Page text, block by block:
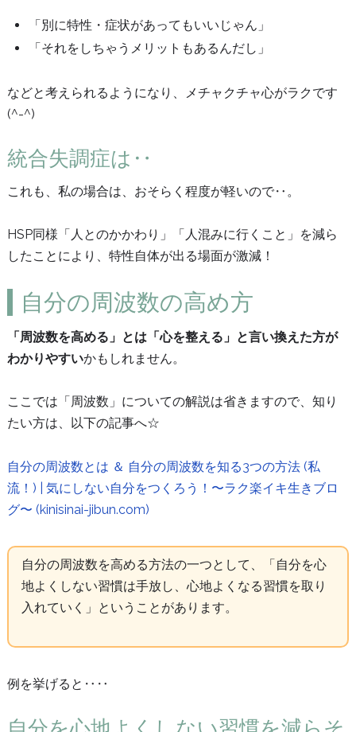
「別に特性・症状があってもいいじゃん」
「それをしちゃうメリットもあるんだし」
などと考えられるようになり、メチャクチャ心がラクです
(^-^)
統合失調症は‥
これも、私の場合は、おそらく程度が軽いので‥。
HSP同様「人とのかかわり」「人混みに行くこと」を減ら
したことにより、特性自体が出る場面が激減！
自分の周波数の高め方
「周波数を高める」とは「心を整える」と言い換えた方が
わかりやすいかもしれません。
ここでは「周波数」についての解説は省きますので、知り
たい方は、以下の記事へ☆
自分の周波数とは ＆ 自分の周波数を知る3つの方法 (私
流！) | 気にしない自分をつくろう！〜ラク楽イキ生きブロ
グ〜 (kinisinai-jibun.com)
自分の周波数を高める方法の一つとして、「自分を心
地よくしない習慣は手放し、心地よくなる習慣を取り
入れていく」ということがあります。
例を挙げると‥‥